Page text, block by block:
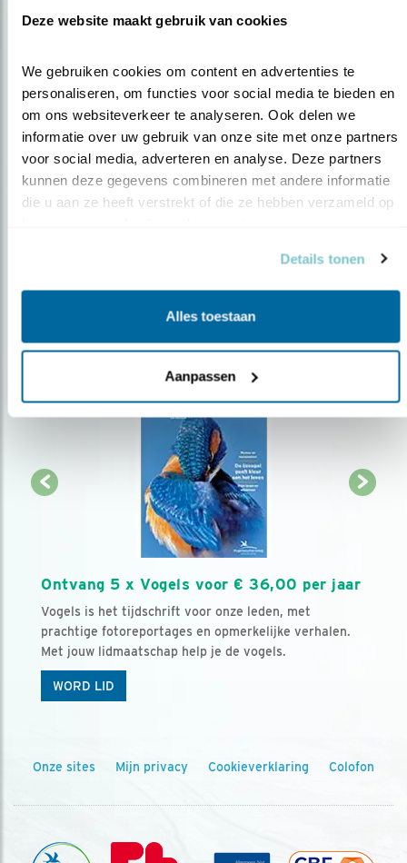
Deze website maakt gebruik van cookies
We gebruiken cookies om content en advertenties te
personaliseren, om functies voor social media te bieden en
om ons websiteverkeer te analyseren. Ook delen we
informatie over uw gebruik van onze site met onze partners
voor social media, adverteren en analyse. Deze partners
kunnen deze gegevens combineren met andere informatie
die u aan ze heeft verstrekt of die ze hebben verzameld op
Details tonen
Alles toestaan
Aanpassen
Op de hoogte blijven?
Meld je aan en ontvang nieuws, inspiratie, acties en tips
over vogels en activiteiten van Vogelbescherming.
Ontvang 5 x Vogels voor € 36,00 per jaar
Vogels is het tijdschrift voor onze leden, met
prachtige fotoreportages en opmerkelijke verhalen.
Met jouw lidmaatschap help je de vogels.
WORD LID
Onze sites Mijn privacy Cookieverklaring Colofon